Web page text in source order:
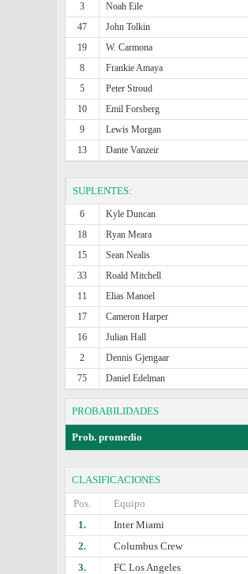
3
Noah Eile
47
John Tolkin
19
W. Carmona
8
Frankie Amaya
5
Peter Stroud
10
Emil Forsberg
9
Lewis Morgan
13
Dante Vanzeir
SUPLENTES:
6 Kyle Duncan
18
Ryan Meara
15
Sean Nealis
33
Roald Mitchell
11
Elias Manoel
17
Cameron Harper
16
Julian Hall
2
Dennis Gjengaar
75
Daniel Edelman
PROBABILIDADES
Prob. promedio
CLASIFICACIONES
Pos.
Equipo
1.
Inter Miami
2.
Columbus Crew
3.
FC Los Angeles